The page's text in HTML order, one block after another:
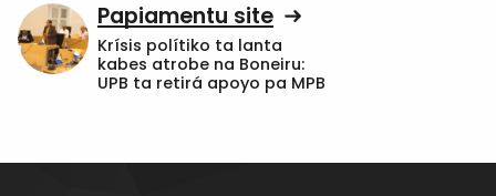
Papiamentu site
Krísis polítiko ta lanta
kabes atrobe na Boneiru:
UPB ta retirá apoyo pa MPB